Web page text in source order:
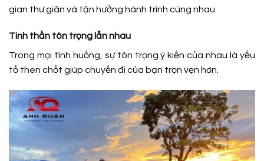
gian thư giãn và tận hưởng hành trình cùng nhau.
Tinh thần tôn trọng lẫn nhau
Trong mọi tình huống, sự tôn trọng ý kiến của nhau là yếu
tố then chốt giúp chuyến đi của bạn trọn vẹn hơn.